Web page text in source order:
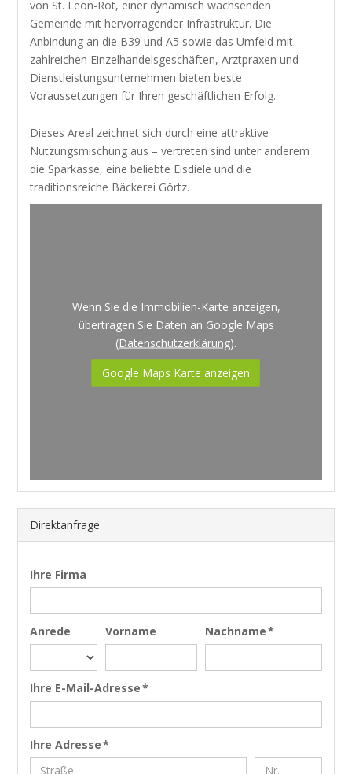
von St. Leon-Rot, einer dynamisch wachsenden
Gemeinde mit hervorragender Infrastruktur. Die
Anbindung an die B39 und A5 sowie das Umfeld mit
zahlreichen Einzelhandelsgeschäften, Arztpraxen und
Dienstleistungsunternehmen bieten beste
Voraussetzungen für Ihren geschäftlichen Erfolg.
Dieses Areal zeichnet sich durch eine attraktive
Nutzungsmischung aus – vertreten sind unter anderem
die Sparkasse, eine beliebte Eisdiele und die
traditionsreiche Bäckerei Görtz.
Wenn Sie die Immobilien-Karte anzeigen,
übertragen Sie Daten an Google Maps
(Datenschutzerklärung).
Google Maps Karte anzeigen
Direktanfrage
Ihre Firma
Anrede Vorname Nachname *
Ihre E-Mail-Adresse *
Ihre Adresse *